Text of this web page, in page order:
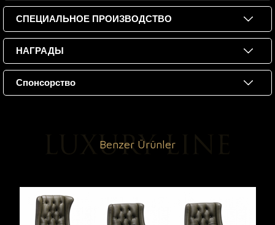
СПЕЦИАЛЬНОЕ ПРОИЗВОДСТВО
НАГРАДЫ
Спонсорство
Benzer Ürünler